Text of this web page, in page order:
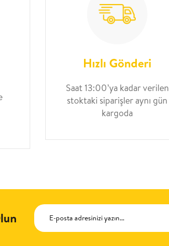
Hızlı Gönderi
Saat 13:00’ya kadar verilen
stoktaki siparişler aynı gün
kargoda